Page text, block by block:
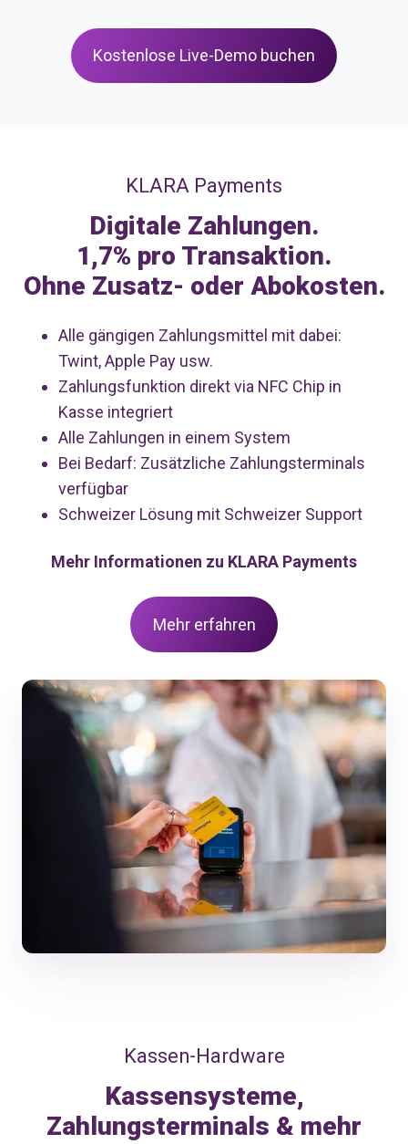
Kostenlose Live-Demo buchen
KLARA Payments
Digitale Zahlungen.
1,7% pro Transaktion.
Ohne Zusatz- oder Abokosten.
Alle gängigen Zahlungsmittel mit dabei:
Twint, Apple Pay usw.
Zahlungsfunktion direkt via NFC Chip in
Kasse integriert
Alle Zahlungen in einem System
Bei Bedarf: Zusätzliche Zahlungsterminals
verfügbar
Schweizer Lösung mit Schweizer Support
Mehr Informationen zu KLARA Payments
Mehr erfahren
Kassen-Hardware
Kassensysteme,
Zahlungsterminals & mehr